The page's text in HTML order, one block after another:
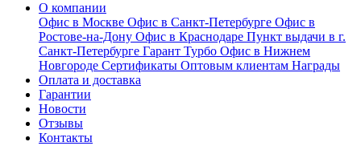
О компании
Офис в Москве Офис в Санкт-Петербурге Офис в
Ростове-на-Дону Офис в Краснодаре Пункт выдачи в г.
Санкт-Петербурге Гарант Турбо Офис в Нижнем
Новгороде Сертификаты Оптовым клиентам Награды
Оплата и доставка
Гарантии
Новости
Отзывы
Контакты